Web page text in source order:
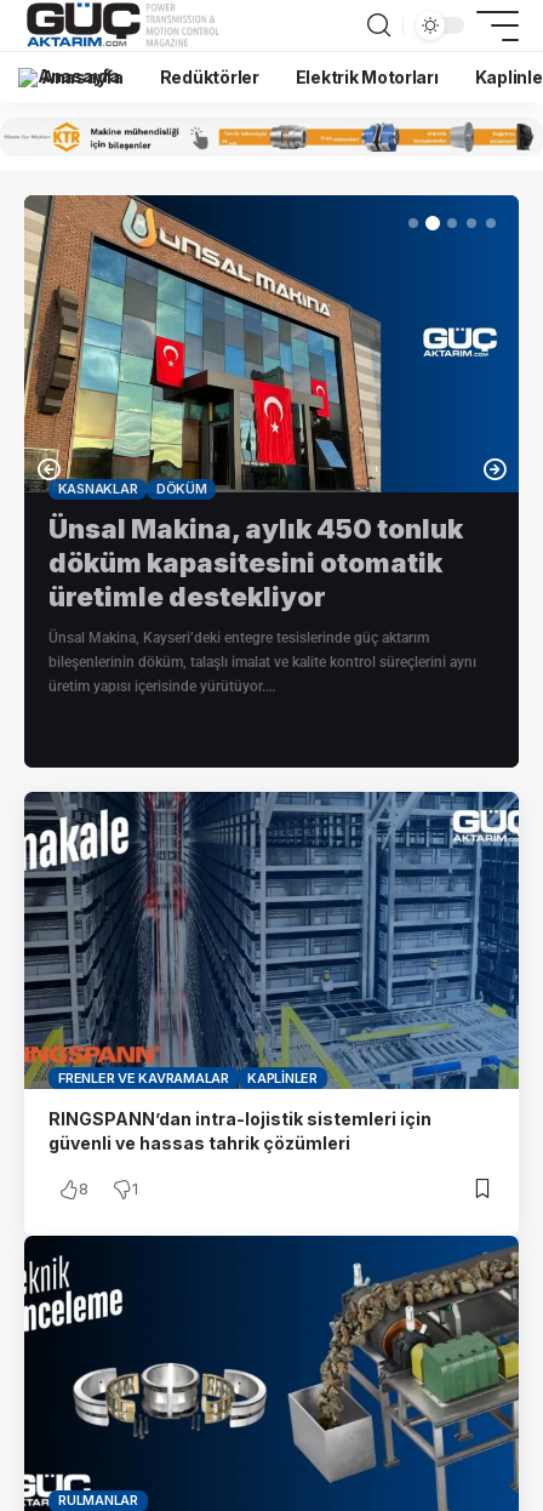
Anasayfa Redüktörler Elektrik Motorları
KASNAKLAR DÖKÜM
Ünsal Makina, aylık 450 tonluk
döküm kapasitesini otomatik
üretimle destekliyor
Ünsal Makina, Kayseri’deki entegre tesislerinde güç aktarım
bileşenlerinin döküm, talaşlı imalat ve kalite kontrol süreçlerini aynı
üretim yapısı içerisinde yürütüyor.…
FRENLER VE KAVRAMALAR KAPLINLER
RINGSPANN’dan intra-lojistik sistemleri için
güvenli ve hassas tahrik çözümleri
8 1
RULMANLAR